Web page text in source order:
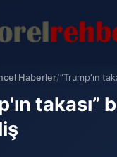
Haberler/“Trump'ın